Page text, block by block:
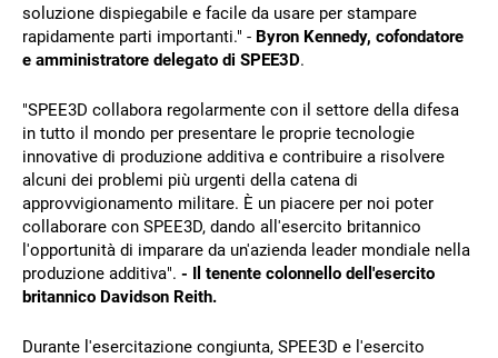
soluzione dispiegabile e facile da usare per stampare
rapidamente parti importanti." - Byron Kennedy, cofondatore
e amministratore delegato di SPEE3D.
"SPEE3D collabora regolarmente con il settore della difesa
in tutto il mondo per presentare le proprie tecnologie
innovative di produzione additiva e contribuire a risolvere
alcuni dei problemi più urgenti della catena di
approvvigionamento militare. È un piacere per noi poter
collaborare con SPEE3D, dando all'esercito britannico
l'opportunità di imparare da un'azienda leader mondiale nella
produzione additiva". - Il tenente colonnello dell'esercito
britannico Davidson Reith.
Durante l'esercitazione congiunta, SPEE3D e l'esercito